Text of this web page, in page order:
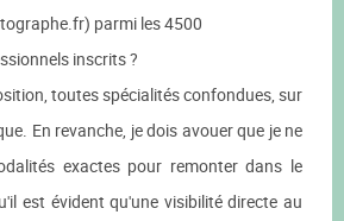
parmi les 4500
inscrits ?
toutes spécialités confondues, sur
En revanche, je dois avouer que je ne
exactes pour remonter dans le
est évident qu'une visibilité directe au